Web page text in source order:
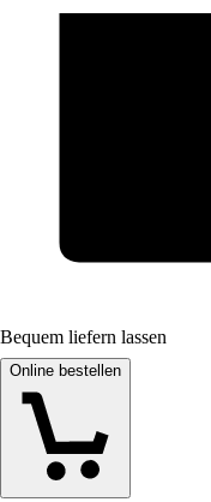
Bequem liefern lassen
Online bestellen